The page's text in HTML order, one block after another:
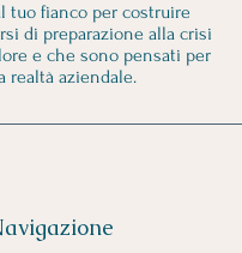
tuo fianco per costruire
di preparazione alla crisi
e che sono pensati per
realtà aziendale.